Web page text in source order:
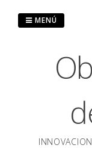
MENÚ